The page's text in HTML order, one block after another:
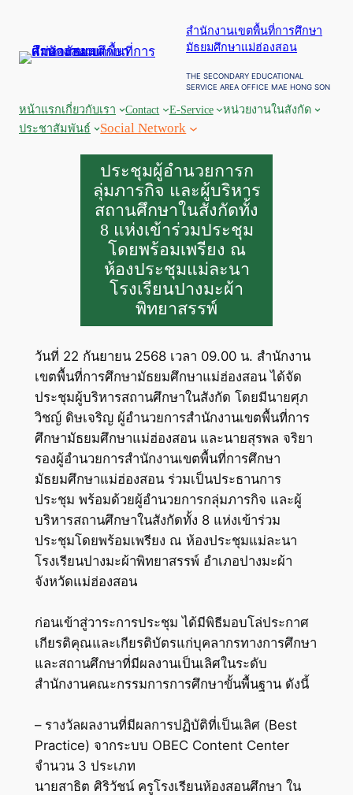
สำนักงานเขตพื้นที่การศึกษา
มัธยมศึกษาแม่ฮ่องสอน
THE SECONDARY EDUCATIONAL
SERVICE AREA OFFICE MAE HONG SON
หน้าแรกเกี่ยวกับเรา Contact E-Service
หน่วยงานในสังกัด
ประชาสัมพันธ์
Social Network
ประชุมผู้อำนวยการก
ลุ่มภารกิจ และผู้บริหาร
สถานศึกษาในสังกัดทั้ง
8 แห่งเข้าร่วมประชุม
โดยพร้อมเพรียง ณ
ห้องประชุมแม่ละนา
โรงเรียนปางมะผ้า
พิทยาสรรพ์
วันที่ 22 กันยายน 2568 เวลา 09.00 น. สำนักงาน
เขตพื้นที่การศึกษามัธยมศึกษาแม่ฮ่องสอน ได้จัด
ประชุมผู้บริหารสถานศึกษาในสังกัด โดยมีนายศุภ
วิชญ์ ดิษเจริญ ผู้อำนวยการสำนักงานเขตพื้นที่การ
ศึกษามัธยมศึกษาแม่ฮ่องสอน และนายสุรพล จริยา
รองผู้อำนวยการสำนักงานเขตพื้นที่การศึกษา
มัธยมศึกษาแม่ฮ่องสอน ร่วมเป็นประธานการ
ประชุม พร้อมด้วยผู้อำนวยการกลุ่มภารกิจ และผู้
บริหารสถานศึกษาในสังกัดทั้ง 8 แห่งเข้าร่วม
ประชุมโดยพร้อมเพรียง ณ ห้องประชุมแม่ละนา
โรงเรียนปางมะผ้าพิทยาสรรพ์ อำเภอปางมะผ้า
จังหวัดแม่ฮ่องสอน
ก่อนเข้าสู่วาระการประชุม ได้มีพิธีมอบโล่ประกาศ
เกียรติคุณและเกียรติบัตรแก่บุคลากรทางการศึกษา
และสถานศึกษาที่มีผลงานเป็นเลิศในระดับ
สำนักงานคณะกรรมการการศึกษาขั้นพื้นฐาน ดังนี้
– รางวัลผลงานที่มีผลการปฏิบัติที่เป็นเลิศ (Best
Practice) จากระบบ OBEC Content Center
จำนวน 3 ประเภท
นายสาธิต ศิริวัชน์ ครูโรงเรียนห้องสอนศึกษา ใน